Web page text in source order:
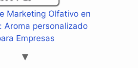
Marketing Olfativo en
Aroma personalizado
Empresas